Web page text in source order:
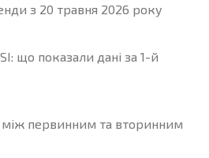
з 20 травня 2026 року
що показали дані за 1-й
первинним та вторинним